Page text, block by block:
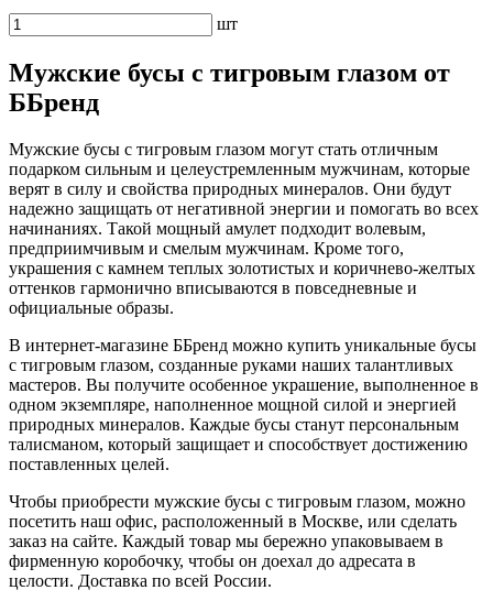
шт
Мужские бусы с тигровым глазом от
ББренд
Мужские бусы с тигровым глазом могут стать отличным
подарком сильным и целеустремленным мужчинам, которые
верят в силу и свойства природных минералов. Они будут
надежно защищать от негативной энергии и помогать во всех
начинаниях. Такой мощный амулет подходит волевым,
предприимчивым и смелым мужчинам. Кроме того,
украшения с камнем теплых золотистых и коричнево-желтых
оттенков гармонично вписываются в повседневные и
официальные образы.
В интернет-магазине ББренд можно купить уникальные бусы
с тигровым глазом, созданные руками наших талантливых
мастеров. Вы получите особенное украшение, выполненное в
одном экземпляре, наполненное мощной силой и энергией
природных минералов. Каждые бусы станут персональным
талисманом, который защищает и способствует достижению
поставленных целей.
Чтобы приобрести мужские бусы с тигровым глазом, можно
посетить наш офис, расположенный в Москве, или сделать
заказ на сайте. Каждый товар мы бережно упаковываем в
фирменную коробочку, чтобы он доехал до адресата в
целости. Доставка по всей России.